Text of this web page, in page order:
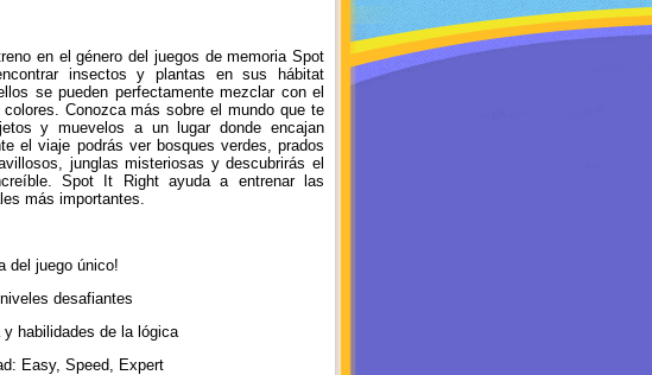
en el género del juegos de memoria Spot
insectos y plantas en sus hábitat
se pueden perfectamente mezclar con el
Conozca más sobre el mundo que te
y muevelos a un lugar donde encajan
el viaje podrás ver bosques verdes, prados
junglas misteriosas y descubrirás el
Spot It Right ayuda a entrenar las
más importantes.
del juego único!
desafiantes
habilidades de la lógica
Easy, Speed, Expert